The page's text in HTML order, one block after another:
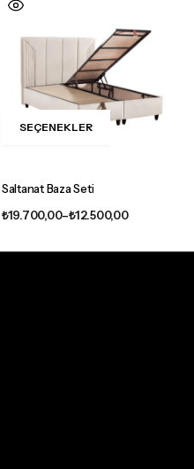
Seçenekler
sayfasından
seçilebilir
₺18.600,00
SEÇENEKLER
birden
varyasyonu
var.
Saltanat Baza Seti
₺12.500,00
–
₺19.700,00
Fiyat
₺12.500,00